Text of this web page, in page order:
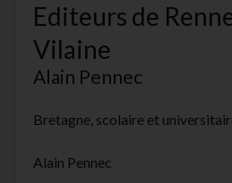
Editeurs de
Vilaine
Alain Pennec
Bretagne, scolaire et
Alain Pennec